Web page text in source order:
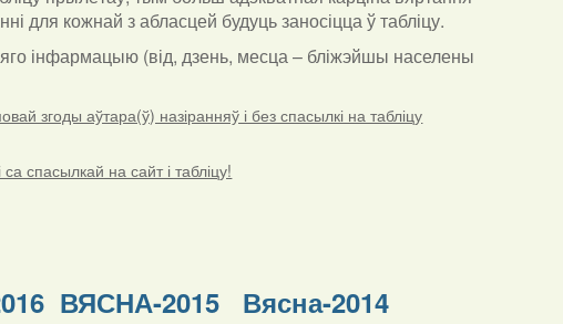
для кожнай з абласцей будуць заносіцца ў табліцу.
яго інфармацыю (від, дзень, месца – бліжэйшы населены
згоды аўтара(ў) назіранняў і без спасылкі на табліцу
спасылкай на сайт і табліцу!
ВЯСНА-2015
Вясна-2014